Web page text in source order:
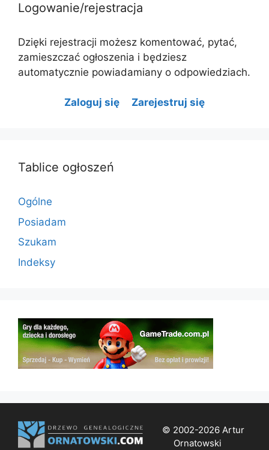
Logowanie/rejestracja
Dzięki rejestracji możesz komentować, pytać,
zamieszczać ogłoszenia i będziesz
automatycznie powiadamiany o odpowiedziach.
Zaloguj się Zarejestruj się
Tablice ogłoszeń
Ogólne
Posiadam
Szukam
Indeksy
© 2002-2026 Artur
Ornatowski